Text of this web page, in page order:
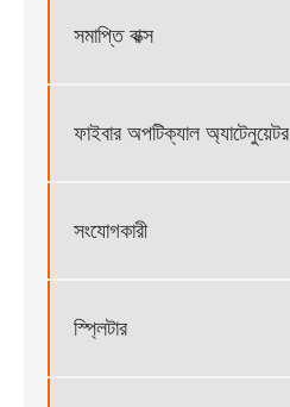
সমাপ্তি বাক্স
ফাইবার অপটিক্যাল অ্যাটেনুয়েটর
সংযোগকারী
স্প্লিটার